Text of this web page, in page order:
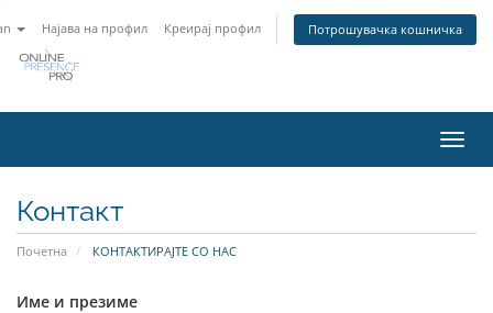
Најава на профил Креирај профил Потрошувачка кошничка
ја
Контакт
Почетна КОНТАКТИРАЈТЕ СО НАС
Име и презиме